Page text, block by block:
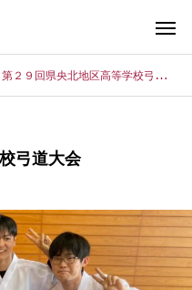
第２９回県央北地区高等学校弓道大会
弓道大会